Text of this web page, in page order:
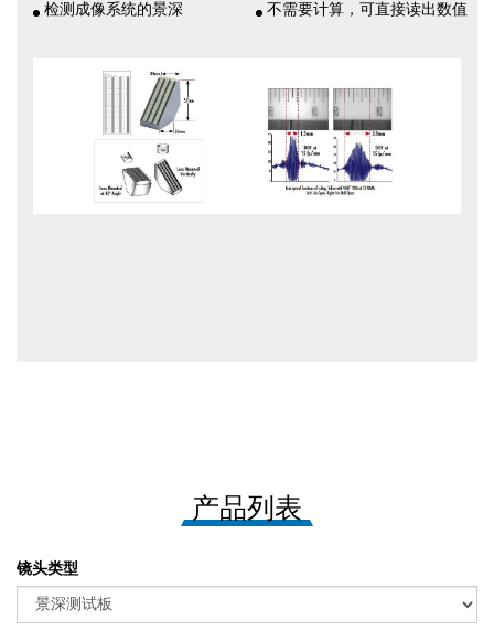
检测成像系统的景深 不需要计算，可直接读出数值
产品列表
镜头类型